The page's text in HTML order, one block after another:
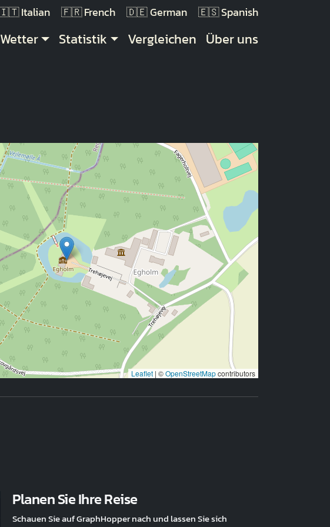
Italian French German Spanish
Wetter Statistik Vergleichen Über uns
Leaflet | ©OpenStreetMapcontributors
Planen Sie Ihre Reise
Schauen Sie auf GraphHopper nach und lassen Sie sich